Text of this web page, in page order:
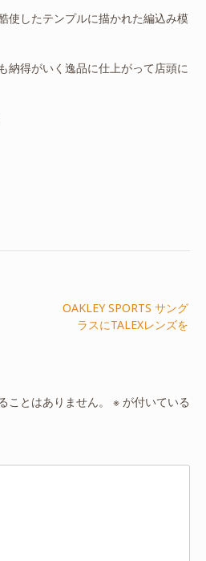
使したテンプルに描かれた編込み模
納得がいく逸品に仕上がって店頭に
OAKLEY SPORTS サング
ラスにTALEXレンズを
ことはありません。 ※ が付いている